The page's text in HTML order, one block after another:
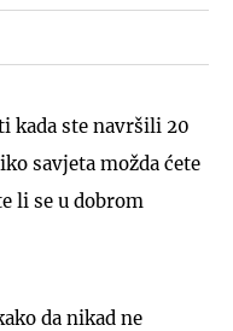
kada ste navršili 20
savjeta možda ćete
li se u dobrom
da nikad ne